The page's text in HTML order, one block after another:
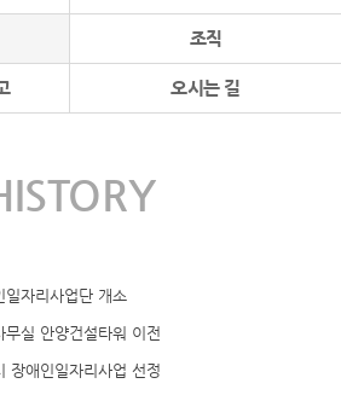
조직
오시는 길
일자리사업단 개소
무실 안양건설타워 이전
장애인일자리사업 선정